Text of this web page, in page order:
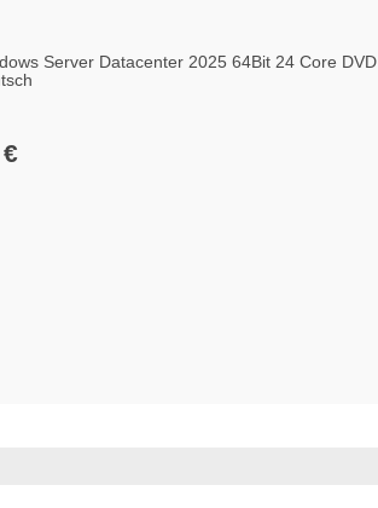
Server Datacenter 2025 64Bit 24 Core DVD